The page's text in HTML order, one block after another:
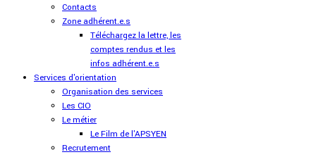
Contacts
Zone adhérent.e.s
Téléchargez la lettre, les
comptes rendus et les
infos adhérent.e.s
Services d'orientation
Organisation des services
Les CIO
Le métier
Le Film de l'APSYEN
Recrutement